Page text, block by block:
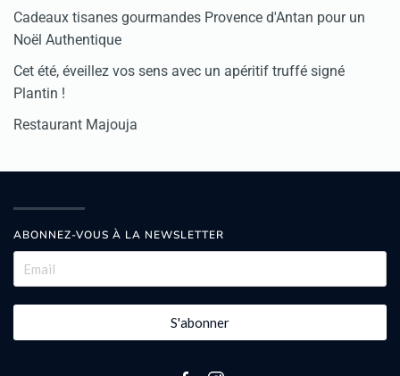
Cadeaux tisanes gourmandes Provence d'Antan pour un
Noël Authentique
Cet été, éveillez vos sens avec un apéritif truffé signé
Plantin !
Restaurant Majouja
ABONNEZ-VOUS À LA NEWSLETTER
S'abonner